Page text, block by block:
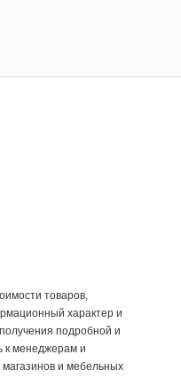
товаров,
характер и
подробной и
к менеджерам и
и мебельных